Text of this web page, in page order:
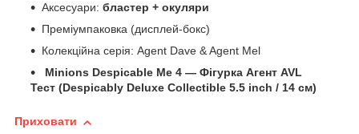
Аксесуари: бластер + окуляри
Преміумпаковка (дисплей-бокс)
Колекційна серія: Agent Dave & Agent Mel
Minions Despicable Me 4 — Фігурка Агент AVL
Тест (Despicably Deluxe Collectible 5.5 inch / 14 см)
Приховати